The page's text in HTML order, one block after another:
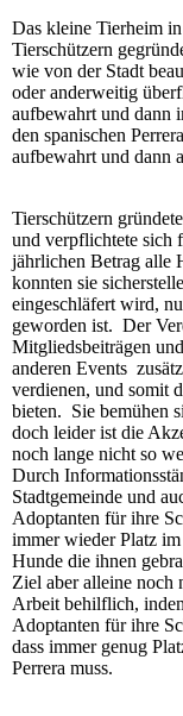
Das kleine Tierheim
Tierschützern
wie von der Stadt
oder anderweitig
aufbewahrt und dann
den spanischen
aufbewahrt und dann
Tierschützern
und verpflichtete sich
jährlichen Betrag alle
konnten sie
eingeschläfert wird,
geworden ist. Der
Mitgliedsbeiträgen
anderen Events
verdienen, und somit
bieten. Sie bemühen
doch leider ist die
noch lange nicht so
Durch
Stadtgemeinde und
Adoptanten für ihre
immer wieder Platz
Hunde die ihnen
Ziel aber alleine noch
Arbeit behilflich,
Adoptanten für ihre
dass immer genug
Perrera muss.